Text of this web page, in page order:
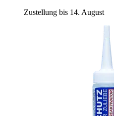
Zustellung bis 14. August